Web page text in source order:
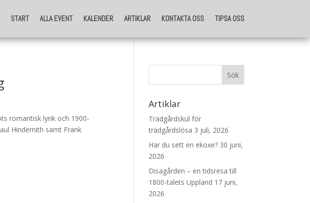
START ALLA EVENT KALENDER ARTIKLAR KONTAKTA OSS TIPSA OSS
START ALLA EVENT KALENDER ARTIKLAR KONTAKTA OSS TIPSA OSS
romantisk lyrik och 1900-
Hindemith samt Frank
Artiklar
Trädgårdskul för
trädgårdslösa 3 juli, 2026
Har du sett en ekoxe? 30 juni,
2026
Disagården – en tidsresa till
1800-talets Uppland 17 juni,
2026